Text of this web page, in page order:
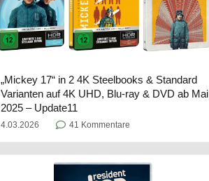
„Mickey 17“ in 2 4K Steelbooks & Standard
Varianten auf 4K UHD, Blu-ray & DVD ab Mai
2025 – Update11
4.03.2026 41 Kommentare